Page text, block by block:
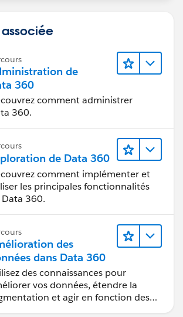
de
360
comment administrer
360.
de Data 360
comment implémenter et
les principales fonctionnalités
360.
des
dans Data 360
des connaissances pour
vos données, étendre la
et agir en fonction des